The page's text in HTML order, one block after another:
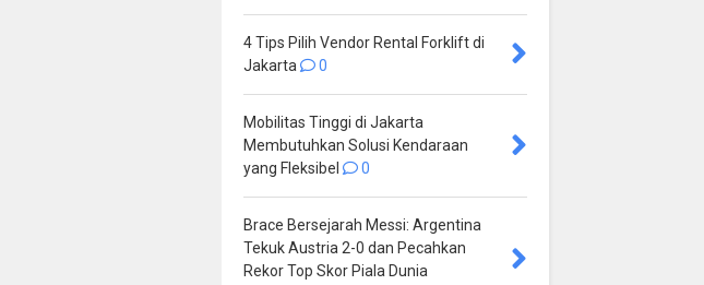
4 Tips Pilih Vendor Rental Forklift di
Jakarta
0
Mobilitas Tinggi di Jakarta
Membutuhkan Solusi Kendaraan
yang Fleksibel
0
Brace Bersejarah Messi: Argentina
Tekuk Austria 2-0 dan Pecahkan
Rekor Top Skor Piala Dunia